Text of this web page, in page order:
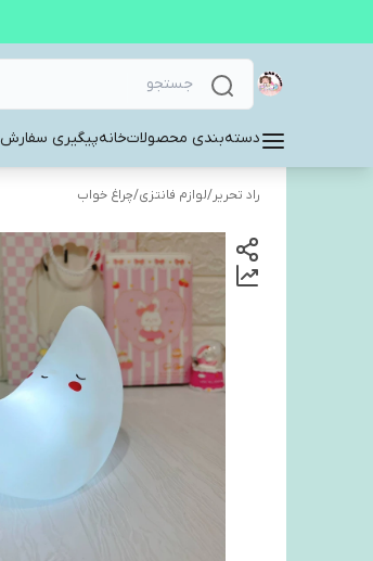
دسته‌بندی محصولاتخانهپیگیری سفارش
راد تحریر/لوازم فانتزی/چراغ خواب